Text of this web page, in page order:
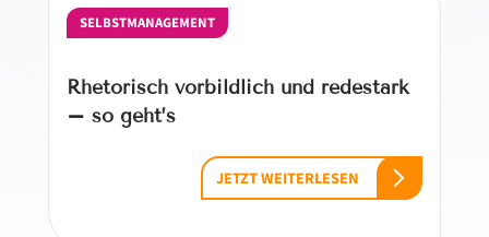
SELBSTMANAGEMENT
Rhetorisch vorbildlich und redestark
– so geht’s
JETZT WEITERLESEN